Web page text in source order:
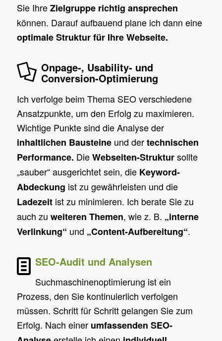
Sie IhreZielgruppe richtig ansprechen
können. Darauf aufbauend plane ich dann eine
optimale Struktur für Ihre Webseite.
Onpage-, Usability- und
Conversion-Optimierung
Ich verfolge beim Thema SEO verschiedene
Ansatzpunkte, um den Erfolg zu maximieren.
Wichtige Punkte sind die Analyse der
inhaltlichen Bausteineund dertechnischen
Performance. DieWebseiten-Struktursollte
„sauber“ ausgerichtet sein, die Keyword-
Abdeckung ist zu gewährleisten und die
Ladezeitist zu minimieren. Ich berate Sie zu
auch zu weiteren Themen, wie z. B. „interne
Verlinkung“ und „Content-Aufbereitung“.
SEO-Audit und Analysen
Suchmaschinenoptimierung ist ein
Prozess, den Sie kontinuierlich verfolgen
müssen. Schritt für Schritt gelangen Sie zum
Erfolg. Nach einer umfassenden SEO-